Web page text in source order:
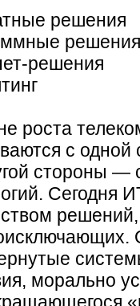
решения
решения
решения
роста
с
стороны —
Сегодня
морально